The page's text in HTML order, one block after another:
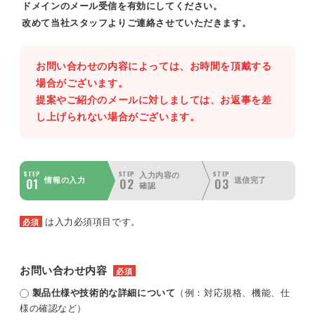
ドメインのメール受信を有効にしてください。
改めて当社スタッフよりご連絡させていただきます。
お問い合わせの内容によっては、お時間を頂戴する
場合がございます。
提案やご紹介のメールに対しましては、お返事を差
し上げられない場合がございます。
STEP
01 情報の入力
STEP
02
入力内容の
確認
STEP
03 送信完了
必須 は入力必須項目です。
お問い合わせ内容 必須
製品仕様や技術的な詳細について （例：対応規格、機能、仕
様の確認など）